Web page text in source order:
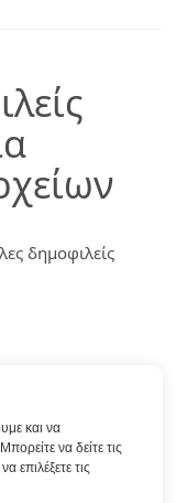
δημοφιλείς
και να
να δείτε τις
επιλέξετε τις